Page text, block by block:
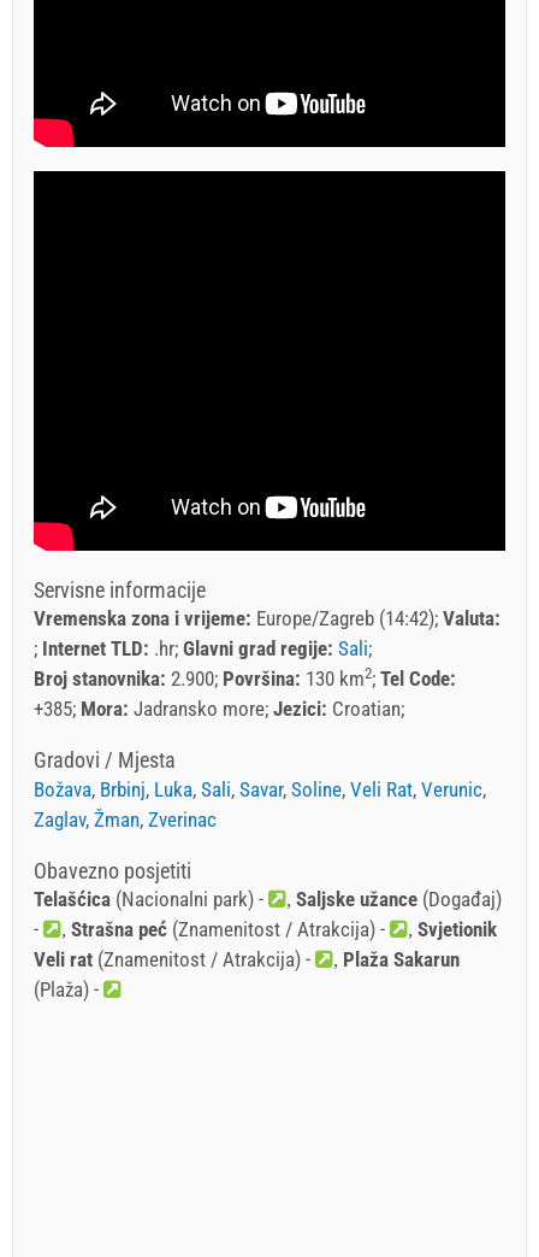
Servisne informacije
Vremenska zona i vrijeme: Europe/Zagreb (14:42) Valuta:
Internet TLD: .hr Glavni grad regije: Sali
Broj stanovnika: 2.900 Površina: 130 km2 Tel Code:
+385 Mora: Jadransko more Jezici: Croatian
Gradovi / Mjesta
Božava, Brbinj, Luka, Sali, Savar, Soline, Veli Rat, Verunic,
Zaglav, Žman, Zverinac
Obavezno posjetiti
Telašćica (Nacionalni park) - Saljske užance (Događaj)
-
Strašna peć (Znamenitost / Atrakcija) -
Svjetionik
Veli rat (Znamenitost / Atrakcija) -
Plaža Sakarun
(Plaža) -